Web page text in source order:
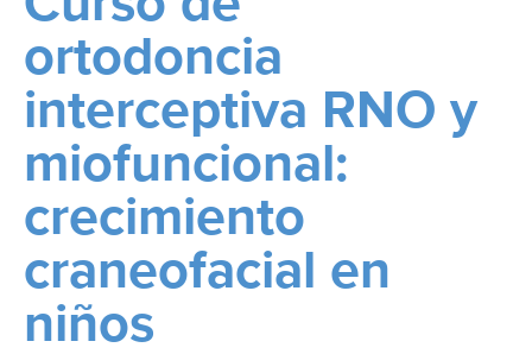
ortodoncia
interceptiva RNO y
miofuncional:
crecimiento
craneofacial en
niños